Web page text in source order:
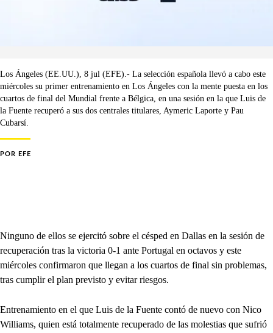
Los Ángeles (EE.UU.), 8 jul (EFE).- La selección española llevó a cabo este
miércoles su primer entrenamiento en Los Ángeles con la mente puesta en los
cuartos de final del Mundial frente a Bélgica, en una sesión en la que Luis de
la Fuente recuperó a sus dos centrales titulares, Aymeric Laporte y Pau
Cubarsí.
POR EFE
Ninguno de ellos se ejercitó sobre el césped en Dallas en la sesión de
recuperación tras la victoria 0-1 ante Portugal en octavos y este
miércoles confirmaron que llegan a los cuartos de final sin problemas,
tras cumplir el plan previsto y evitar riesgos.
Entrenamiento en el que Luis de la Fuente contó de nuevo con Nico
Williams, quien está totalmente recuperado de las molestias que sufrió